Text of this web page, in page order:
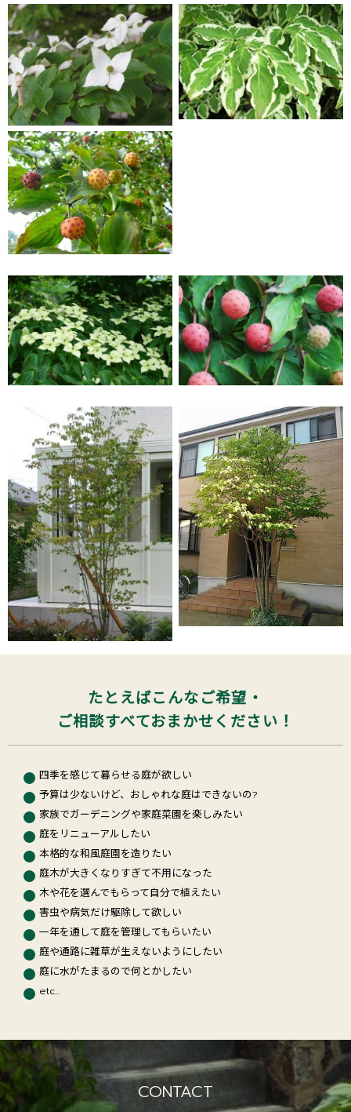
たとえばこんなご希望・
ご相談すべておまかせください！
四季を感じて暮らせる庭が欲しい
予算は少ないけど、おしゃれな庭はできないの?
家族でガーデニングや家庭菜園を楽しみたい
庭をリニューアルしたい
本格的な和風庭園を造りたい
庭木が大きくなりすぎて不用になった
木や花を選んでもらって自分で植えたい
害虫や病気だけ駆除して欲しい
一年を通して庭を管理してもらいたい
庭や通路に雑草が生えないようにしたい
庭に水がたまるので何とかしたい
etc...
CONTACT